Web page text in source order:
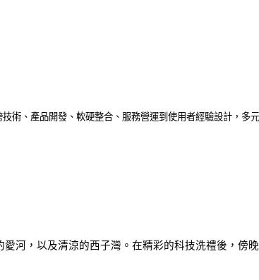
術、產品開發、軟硬整合、服務營運到使用者經驗設計，多
河，以及清涼的西子灣。在精彩的科技洗禮後，傍